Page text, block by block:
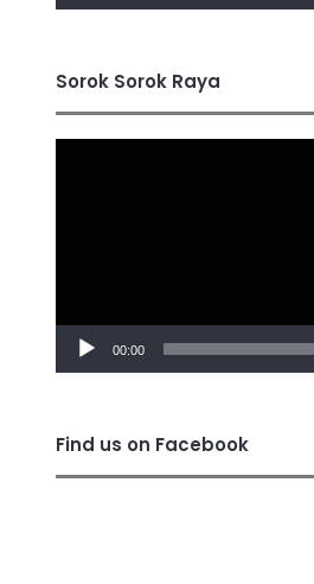
Sorok Sorok Raya
00:00
Find us on Facebook